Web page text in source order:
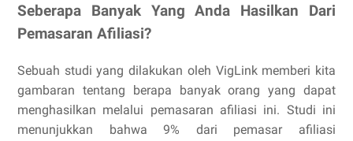
Seberapa Banyak Yang Anda Hasilkan Dari
Pemasaran Afiliasi?
Sebuah studi yang dilakukan oleh VigLink memberi kita
gambaran tentang berapa banyak orang yang dapat
menghasilkan melalui pemasaran afiliasi ini. Studi ini
menunjukkan bahwa 9% dari pemasar afiliasi